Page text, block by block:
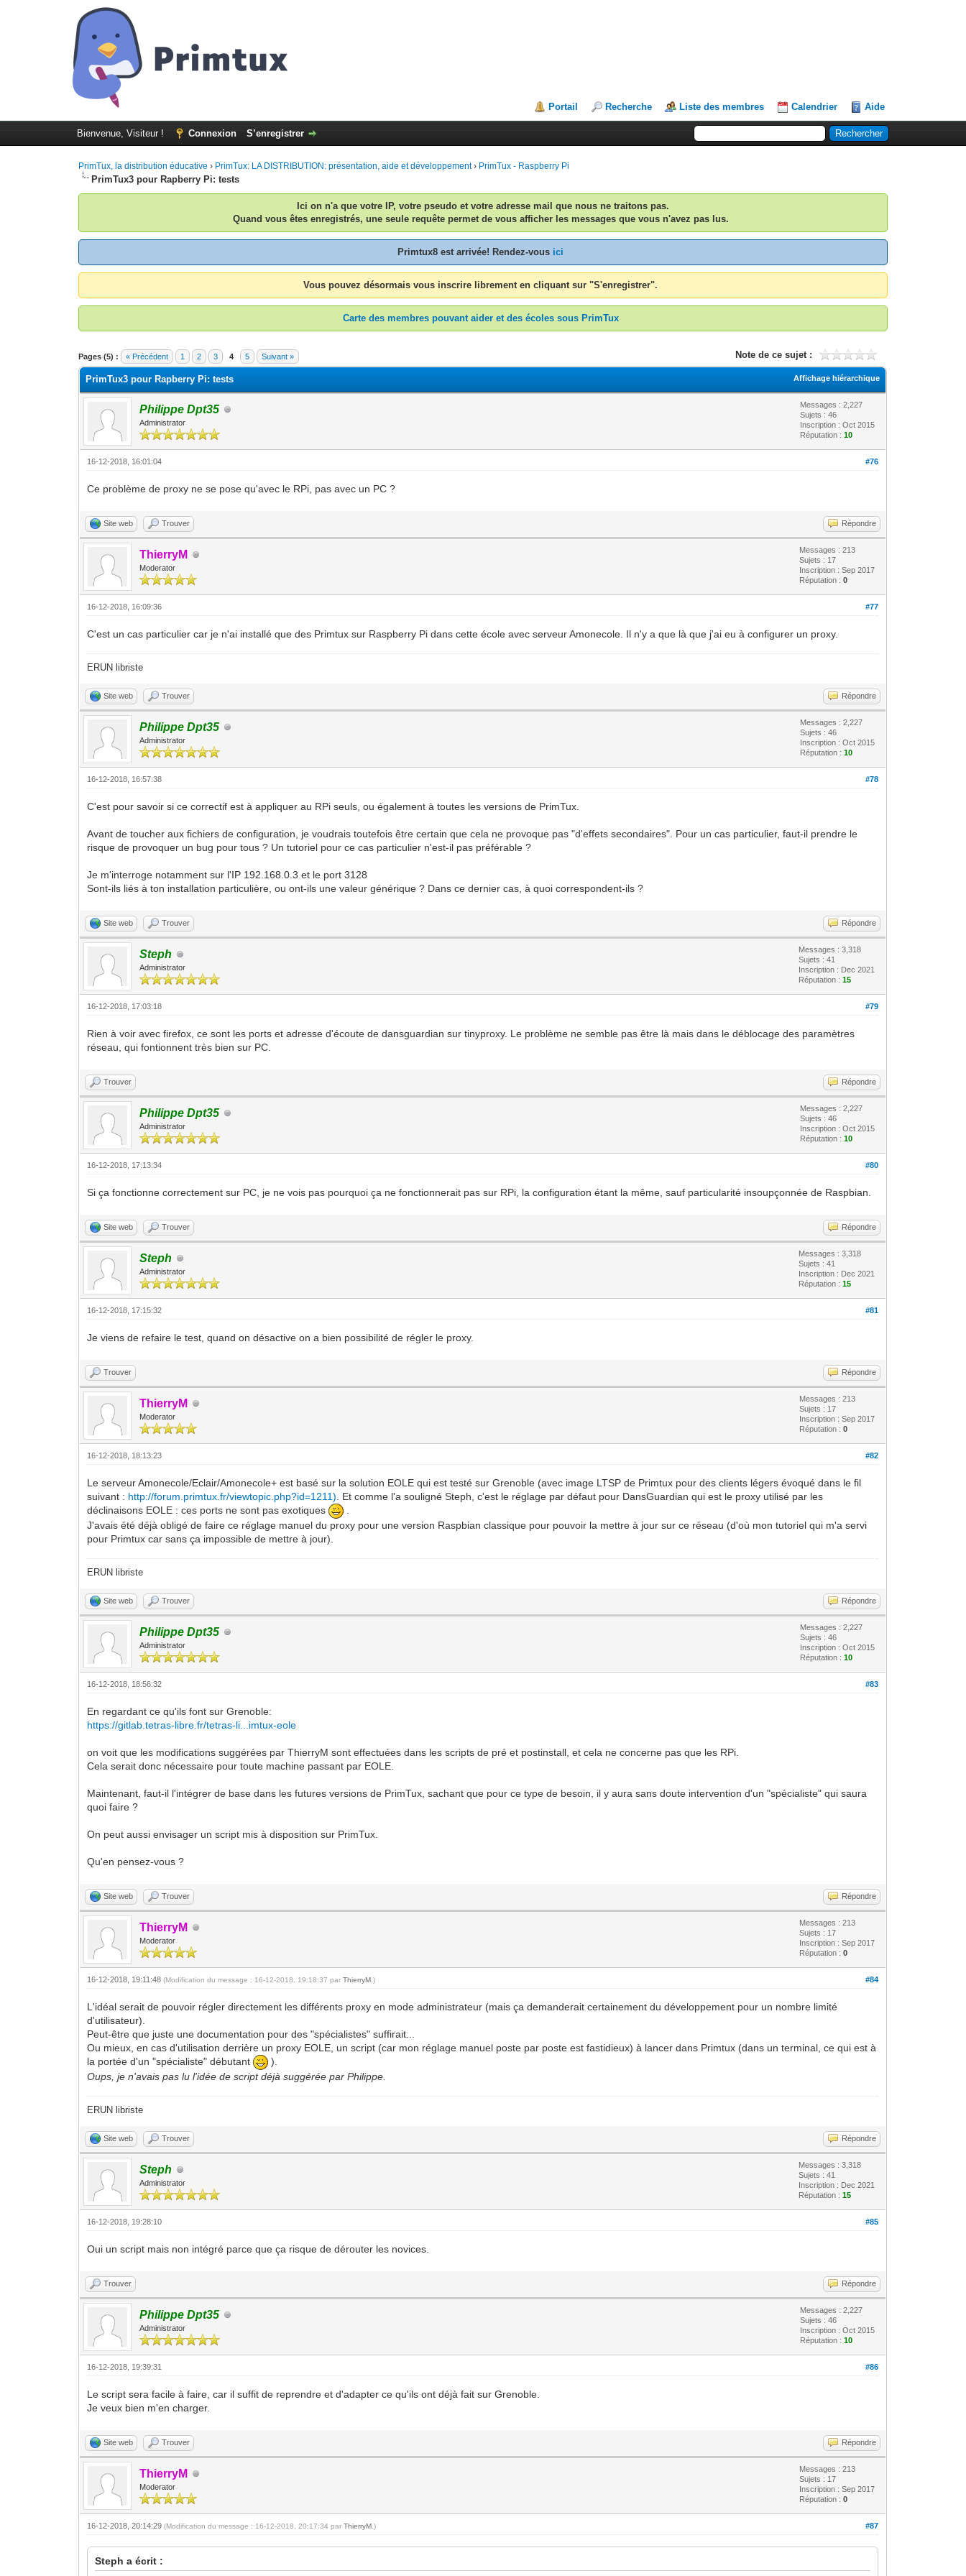
Portail Recherche Liste des membres Calendrier Aide
Bienvenue, Visiteur ! Connexion S’enregistrer
PrimTux, la distribution éducative › PrimTux: LA DISTRIBUTION: présentation, aide et développement› PrimTux - Raspberry Pi
PrimTux3 pour Rapberry Pi: tests
Ici on n'a que votre IP, votre pseudo et votre adresse mail que nous ne traitons pas.
Quand vous êtes enregistrés, une seule requête permet de vous afficher les messages que vous n'avez pas lus.
Primtux8 est arrivée! Rendez-vous ici
Vous pouvez désormais vous inscrire librement en cliquant sur "S'enregistrer".
Carte des membres pouvant aider et des écoles sous PrimTux
Pages (5) : « Précédent 1 2 3 4 5 Suivant » Note de ce sujet :
Moyenne : 0 (0 vote(s))
1
2
3
4
5
Affichage hiérarchique
PrimTux3 pour Rapberry Pi: tests
Philippe Dpt35
Administrator
Messages : 2,227
Sujets : 46
Inscription : Oct 2015
Réputation :10
#76
16-12-2018, 16:01:04
Ce problème de proxy ne se pose qu'avec le RPi, pas avec un PC ?
Site web Trouver Répondre
ThierryM
Moderator
Messages : 213
Sujets : 17
Inscription : Sep 2017
Réputation :0
#77
16-12-2018, 16:09:36
C'est un cas particulier car je n'ai installé que des Primtux sur Raspberry Pi dans cette école avec serveur Amonecole. Il n'y a que là que j'ai eu à configurer un proxy.
ERUN libriste
Site web Trouver Répondre
Philippe Dpt35
Administrator
Messages : 2,227
Sujets : 46
Inscription : Oct 2015
Réputation :10
#78
16-12-2018, 16:57:38
C'est pour savoir si ce correctif est à appliquer au RPi seuls, ou également à toutes les versions de PrimTux.
Avant de toucher aux fichiers de configuration, je voudrais toutefois être certain que cela ne provoque pas "d'effets secondaires". Pour un cas particulier, faut-il prendre le
risque de provoquer un bug pour tous ? Un tutoriel pour ce cas particulier n'est-il pas préférable ?
Je m'interroge notamment sur l'IP 192.168.0.3 et le port 3128
Sont-ils liés à ton installation particulière, ou ont-ils une valeur générique ? Dans ce dernier cas, à quoi correspondent-ils ?
Site web Trouver Répondre
Steph
Administrator
Messages : 3,318
Sujets : 41
Inscription : Dec 2021
Réputation :15
#79
16-12-2018, 17:03:18
Rien à voir avec firefox, ce sont les ports et adresse d'écoute de dansguardian sur tinyproxy. Le problème ne semble pas être là mais dans le déblocage des paramètres
réseau, qui fontionnent très bien sur PC.
Trouver Répondre
Philippe Dpt35
Administrator
Messages : 2,227
Sujets : 46
Inscription : Oct 2015
Réputation :10
#80
16-12-2018, 17:13:34
Si ça fonctionne correctement sur PC, je ne vois pas pourquoi ça ne fonctionnerait pas sur RPi, la configuration étant la même, sauf particularité insoupçonnée de Raspbian.
Site web Trouver Répondre
Steph
Administrator
Messages : 3,318
Sujets : 41
Inscription : Dec 2021
Réputation :15
#81
16-12-2018, 17:15:32
Je viens de refaire le test, quand on désactive on a bien possibilité de régler le proxy.
Trouver Répondre
ThierryM
Moderator
Messages : 213
Sujets : 17
Inscription : Sep 2017
Réputation :0
#82
16-12-2018, 18:13:23
Le serveur Amonecole/Eclair/Amonecole+ est basé sur la solution EOLE qui est testé sur Grenoble (avec image LTSP de Primtux pour des clients légers évoqué dans le fil
suivant : http://forum.primtux.fr/viewtopic.php?id=1211) . Et comme l'a souligné Steph, c'est le réglage par défaut pour DansGuardian qui est le proxy utilisé par les
déclinaisons EOLE : ces ports ne sont pas exotiques
.
J'avais été déjà obligé de faire ce réglage manuel du proxy pour une version Raspbian classique pour pouvoir la mettre à jour sur ce réseau (d'où mon tutoriel qui m'a servi
pour Primtux car sans ça impossible de mettre à jour).
ERUN libriste
Site web Trouver Répondre
Philippe Dpt35
Administrator
Messages : 2,227
Sujets : 46
Inscription : Oct 2015
Réputation :10
#83
16-12-2018, 18:56:32
En regardant ce qu'ils font sur Grenoble:
https://gitlab.tetras-libre.fr/tetras-li...imtux-eole
on voit que les modifications suggérées par ThierryM sont effectuées dans les scripts de pré et postinstall, et cela ne concerne pas que les RPi.
Cela serait donc nécessaire pour toute machine passant par EOLE.
Maintenant, faut-il l'intégrer de base dans les futures versions de PrimTux, sachant que pour ce type de besoin, il y aura sans doute intervention d'un "spécialiste" qui saura
quoi faire ?
On peut aussi envisager un script mis à disposition sur PrimTux.
Qu'en pensez-vous ?
Site web Trouver Répondre
ThierryM
Moderator
Messages : 213
Sujets : 17
Inscription : Sep 2017
Réputation :0
#84
16-12-2018, 19:11:48(Modification du message : 16-12-2018, 19:18:37 parThierryM .)
L'idéal serait de pouvoir régler directement les différents proxy en mode administrateur (mais ça demanderait certainement du développement pour un nombre limité
d'utilisateur).
Peut-être que juste une documentation pour des "spécialistes" suffirait...
Ou mieux, en cas d'utilisation derrière un proxy EOLE, un script (car mon réglage manuel poste par poste est fastidieux) à lancer dans Primtux (dans un terminal, ce qui est à
la portée d'un "spécialiste" débutant
).
Oups, je n'avais pas lu l'idée de script déjà suggérée par Philippe.
ERUN libriste
Site web Trouver Répondre
Steph
Administrator
Messages : 3,318
Sujets : 41
Inscription : Dec 2021
Réputation :15
#85
16-12-2018, 19:28:10
Oui un script mais non intégré parce que ça risque de dérouter les novices.
Trouver Répondre
Philippe Dpt35
Administrator
Messages : 2,227
Sujets : 46
Inscription : Oct 2015
Réputation :10
#86
16-12-2018, 19:39:31
Le script sera facile à faire, car il suffit de reprendre et d'adapter ce qu'ils ont déjà fait sur Grenoble.
Je veux bien m'en charger.
Site web Trouver Répondre
ThierryM
Moderator
Messages : 213
Sujets : 17
Inscription : Sep 2017
Réputation :0
#87
16-12-2018, 20:14:29(Modification du message : 16-12-2018, 20:17:34 parThierryM .)
Steph a écrit :